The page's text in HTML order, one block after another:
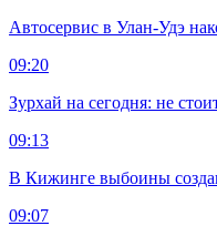
Автосервис в Улан-Удэ
09:20
Зурхай на сегодня: не
09:13
В Кижинге выбоины
09:07